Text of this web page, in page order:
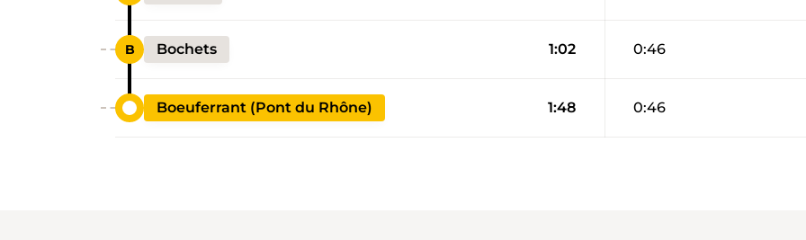
Bochets 1:02 0:46
Boeuferrant (Pont du Rhône) 1:48 0:46